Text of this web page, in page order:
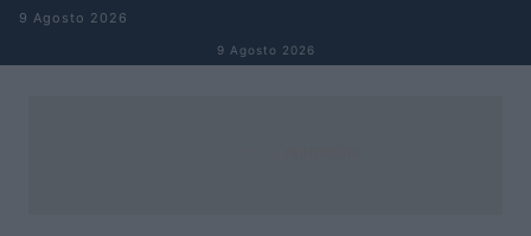
Salta al contenuto
9 Agosto 2026
9 Agosto 2026